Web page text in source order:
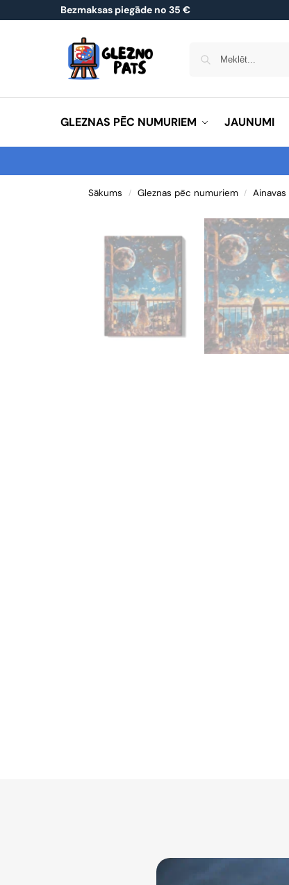
Bezmaksas piegāde no 35 €
GLEZNAS PĒC NUMURIEM JAUNUMI
Sākums / Gleznas pēc numuriem / Ainavas